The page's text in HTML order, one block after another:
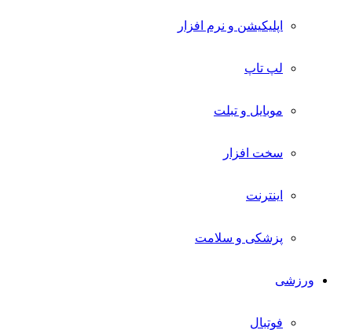
اپلیکیشن و نرم افزار
لپ تاپ
موبایل و تبلت
سخت افزار
اینترنت
پزشکی و سلامت
ورزشی
فوتبال